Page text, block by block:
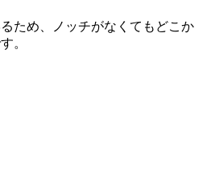
ため、ノッチがなくてもどこか
。